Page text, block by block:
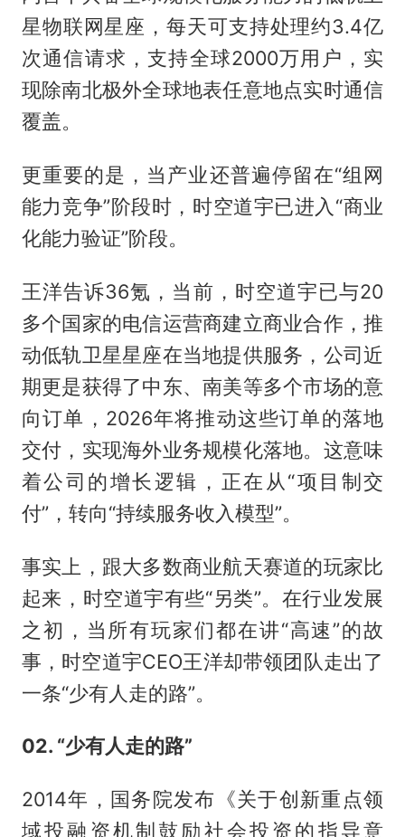
星物联网星座，每天可支持处理约3.4亿
次通信请求，支持全球2000万用户，实
现除南北极外全球地表任意地点实时通信
覆盖。
更重要的是，当产业还普遍停留在“组网
能力竞争”阶段时，时空道宇已进入“商业
化能力验证”阶段。
王洋告诉36氪，当前，时空道宇已与20
多个国家的电信运营商建立商业合作，推
动低轨卫星星座在当地提供服务，公司近
期更是获得了中东、南美等多个市场的意
向订单，2026年将推动这些订单的落地
交付，实现海外业务规模化落地。这意味
着公司的增长逻辑，正在从“项目制交
付”，转向“持续服务收入模型”。
事实上，跟大多数商业航天赛道的玩家比
起来，时空道宇有些“另类”。在行业发展
之初，当所有玩家们都在讲“高速”的故
事，时空道宇CEO王洋却带领团队走出了
一条“少有人走的路”。
02. “少有人走的路”
2014年，国务院发布《关于创新重点领
域投融资机制鼓励社会投资的指导意